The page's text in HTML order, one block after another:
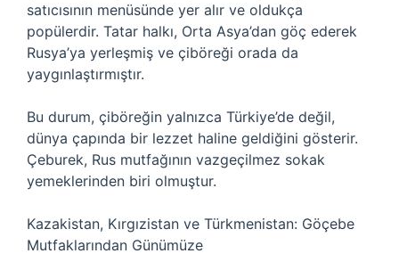
satıcısının menüsünde yer alır ve oldukça
popülerdir. Tatar halkı, Orta Asya’dan göç ederek
Rusya’ya yerleşmiş ve çiböreği orada da
yaygınlaştırmıştır.
Bu durum, çiböreğin yalnızca Türkiye’de değil,
dünya çapında bir lezzet haline geldiğini gösterir.
Çeburek, Rus mutfağının vazgeçilmez sokak
yemeklerinden biri olmuştur.
Kazakistan, Kırgızistan ve Türkmenistan: Göçebe
Mutfaklarından Günümüze